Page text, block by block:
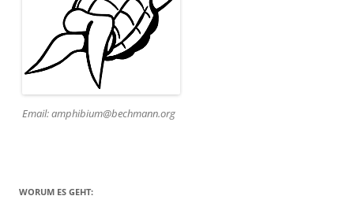
Email: amphibium@bechmann.org
WORUM ES GEHT: